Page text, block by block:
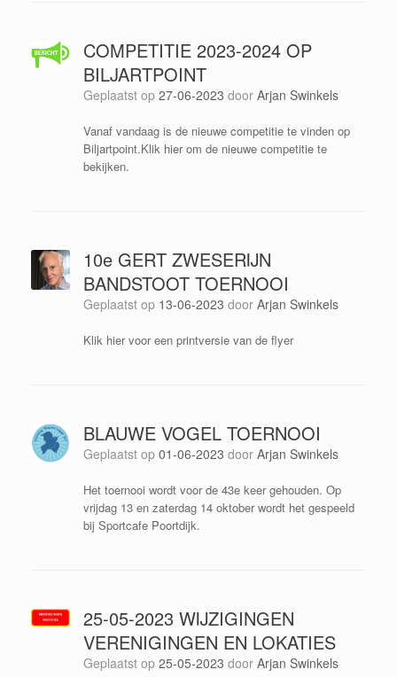
COMPETITIE 2023-2024 OP
BILJARTPOINT
Geplaatst op 27-06-2023 door Arjan Swinkels
Vanaf vandaag is de nieuwe competitie te vinden op
Biljartpoint.Klik hier om de nieuwe competitie te
bekijken.
10e GERT ZWESERIJN
BANDSTOOT TOERNOOI
Geplaatst op 13-06-2023 door Arjan Swinkels
Klik hier voor een printversie van de flyer
BLAUWE VOGEL TOERNOOI
Geplaatst op 01-06-2023 door Arjan Swinkels
Het toernooi wordt voor de 43e keer gehouden. Op
vrijdag 13 en zaterdag 14 oktober wordt het gespeeld
bij Sportcafe Poortdijk.
25-05-2023 WIJZIGINGEN
VERENIGINGEN EN LOKATIES
Geplaatst op 25-05-2023 door Arjan Swinkels